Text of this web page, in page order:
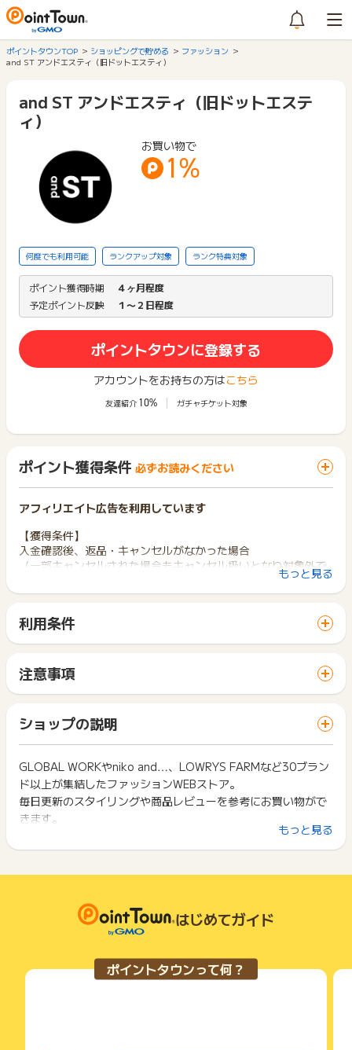
ポイントタウンTOP ショッピングで貯める
ファッション
and ST アンドエスティ（旧ドットエスティ）
and ST アンドエスティ（旧ドットエステ
ィ）
お買い物で
1%
何度でも利用可能 ランクアップ対象 ランク特典対象
ポイント獲得時期
４ヶ月程度
予定ポイント反映
１〜２日程度
ポイントタウンに登録する
アカウントをお持ちの方はこちら
友達紹介 10% ガチャチケット対象
ポイント獲得条件 必ずお読みください
アフィリエイト広告を利用しています
【獲得条件】
入金確認後、返品・キャンセルがなかった場合
（一部キャンセルされた場合もキャンセル扱いとなり対象外で
カード決済、コンビニ払い、代引き決済、Paidy、Amazonpa
y、以外でお支払いの場合は獲得対象外です。
※ポイントに関するお問い合わせは、
ポイントタウンのサポート
までお問い合わせください。ポイントについて、広告主に直接
お問い合わせをした場合、ポイント獲得対象外となる場合がご
ざいます。
もっと見る
利用条件
サイトに移動してからお申し込みやお買い物が完了するまでの
間に、同じブラウザ（※）で他のサイトに移動した場合はポイン
ト獲得ができません。
「 ショッピングでポイントGET 」ボタンを押した時とサービ
ス・お買い物利用時で、デバイス・ブラウザが異なる場合はポ
イント獲得ができません。
2回以上同じお買い物・サービスをご利用される場合は、毎回
ポイントタウンに戻り、「 ショッピングでポイントGET 」ボ
タンを押してからご利用ください。
下記の事項に該当する場合、広告主側で対象外とみなし、「獲
い物を複数回ご利用された場合
て一度でも同サービス・お買い物を利用されたことがある場合
ご利用前には、Cookieの削除をおこなっていただくことを推奨
サービス・お買い物利用時にお電話など2つ以上の申し込み方
法がある場合、必ずサイト上のWEBフォームからお申し込みく
注意事項
一部のサービスにつきましては、1商品につき10円単位の金額
は切り捨てとなります。
ポイント獲得が1ポイント未満のものは切り捨てとなり、ポイ
ント履歴には記載されません。
原則として広告主側のポイント等を利用して支払われた金額分
につきましては、ポイントタウンのポイント獲得の対象には含
まれません。
広告主が運営しているサービスの都合もしくは会員様の都合で
商品の交換や一部でもキャンセルされた場合、ポイントが無効
になる可能性もございます。
条件を達成しているかどうかは各広告主ではなく、代理店が行
っているため、広告主はポイントに関する詳細を把握しており
そのため、ポイントタウンのポイントに関するお問い合わせを
広告主様に直接行わないようお願いいたします。
ショップの説明
GLOBAL WORKやniko and…、LOWRYS FARMなど30ブラン
ド以上が集結したファッションWEBストア。
毎日更新のスタイリングや商品レビューを参考にお買い物がで
きます。
SALE品も返品OKで安心！自由にファッションが楽しめる『楽
しいほうのファッションストア』。
もっと見る
はじめてガイド
ポイントタウンって何？